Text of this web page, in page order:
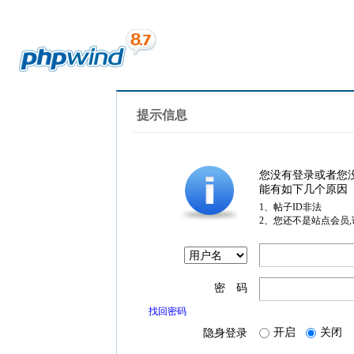
提示信息
您没有登录或者您
能有如下几个原因
1、帖子ID非法
2、您还不是站点会员
密 码
找回密码
隐身登录 开启 关闭